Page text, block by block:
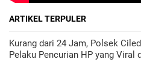
ARTIKEL TERPULER
Kurang dari 24 Jam, Polsek
Pelaku Pencurian HP yang Viral